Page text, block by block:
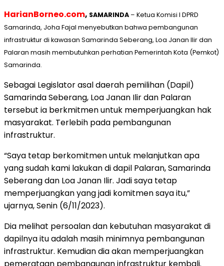
HarianBorneo.com, SAMARINDA – Ketua Komisi I DPRD
Samarinda, Joha Fajal menyebutkan bahwa pembangunan
infrastruktur di kawasan Samarinda Seberang, Loa Janan Ilir dan
Palaran masih membutuhkan perhatian Pemerintah Kota (Pemkot)
Samarinda.
Sebagai Legislator asal daerah pemilihan (Dapil)
Samarinda Seberang, Loa Janan Ilir dan Palaran
tersebut ia berkmitmen untuk memperjuangkan hak
masyarakat. Terlebih pada pembangunan
infrastruktur.
“Saya tetap berkomitmen untuk melanjutkan apa
yang sudah kami lakukan di dapil Palaran, Samarinda
Seberang dan Loa Janan Ilir. Jadi saya tetap
memperjuangkan yang jadi komitmen saya itu,”
ujarnya, Senin (6/11/2023).
Dia melihat persoalan dan kebutuhan masyarakat di
dapilnya itu adalah masih minimnya pembangunan
infrastruktur. Kemudian dia akan memperjuangkan
pemerataan pembangunan infrastruktur kembali.